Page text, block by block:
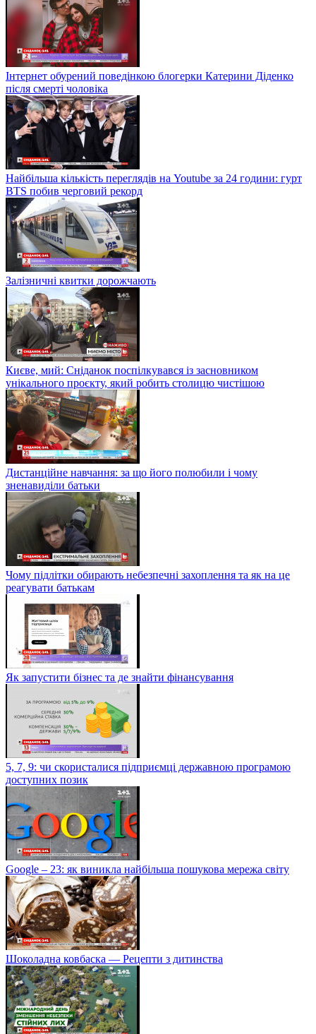
Інтернет обурений поведінкою блогерки Катерини Діденко
після смерті чоловіка
Найбільша кількість переглядів на Youtube за 24 години: гурт
BTS побив черговий рекорд
Залізничні квитки дорожчають
Києве, мий: Сніданок поспілкувався із засновником
унікального проєкту, який робить столицю чистішою
Дистанційне навчання: за що його полюбили і чому
зненавиділи батьки
Чому підлітки обирають небезпечні захоплення та як на це
реагувати батькам
Як запустити бізнес та де знайти фінансування
5, 7, 9: чи скористалися підприємці державною програмою
доступних позик
Google – 23: як виникла найбільша пошукова мережа світу
Шоколадна ковбаска — Рецепти з дитинства